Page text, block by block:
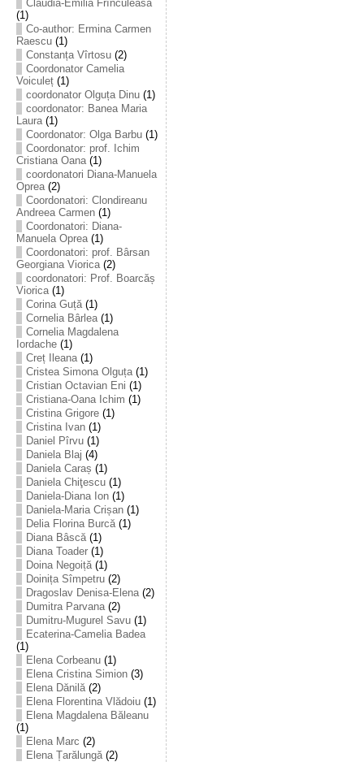
Claudia-Emilia Frînculeasă
(1)
Co-author: Ermina Carmen
Raescu(1)
Constanța Vîrtosu(2)
Coordonator Camelia
Voiculeț(1)
coordonator Olguța Dinu(1)
coordonator: Banea Maria
Laura(1)
Coordonator: Olga Barbu(1)
Coordonator: prof. Ichim
Cristiana Oana(1)
coordonatori Diana-Manuela
Oprea(2)
Coordonatori: Clondireanu
Andreea Carmen(1)
Coordonatori: Diana-
Manuela Oprea(1)
Coordonatori: prof. Bârsan
Georgiana Viorica(2)
coordonatori: Prof. Boarcăș
Viorica(1)
Corina Guță(1)
Cornelia Bârlea(1)
Cornelia Magdalena
Iordache(1)
Creț Ileana(1)
Cristea Simona Olguța(1)
Cristian Octavian Eni (1)
Cristiana-Oana Ichim (1)
Cristina Grigore(1)
Cristina Ivan(1)
Daniel Pîrvu(1)
Daniela Blaj (4)
Daniela Caraș (1)
Daniela Chiţescu(1)
Daniela-Diana Ion(1)
Daniela-Maria Crișan(1)
Delia Florina Burcă(1)
Diana Bâscă(1)
Diana Toader(1)
Doina Negoiță(1)
Doinița Sîmpetru(2)
Dragoslav Denisa-Elena(2)
Dumitra Parvana(2)
Dumitru-Mugurel Savu(1)
Ecaterina-Camelia Badea
(1)
Elena Corbeanu(1)
Elena Cristina Simion(3)
Elena Dănilă(2)
Elena Florentina Vlădoiu(1)
Elena Magdalena Băleanu
(1)
Elena Marc (2)
Elena Țarălungă(2)